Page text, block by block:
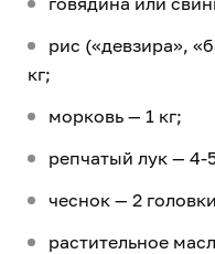
рис («девзира»,
кг;
морковь — 1 кг;
репчатый лук — 4-
чеснок — 2
растительное